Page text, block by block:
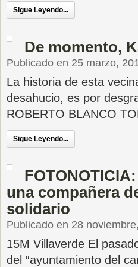
Sigue Leyendo...
De momento,
Publicado en 25 marzo,
La historia de esta
desahucio, es por
ROBERTO BLANCO
Sigue Leyendo...
una compañera
solidario
Publicado en 28
15M Villaverde El
del “ayuntamiento del